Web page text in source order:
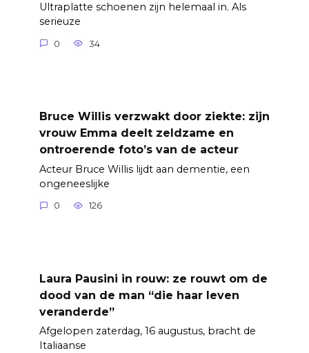
Ultraplatte schoenen zijn helemaal in. Als
serieuze
0 34
Bruce Willis verzwakt door ziekte: zijn
vrouw Emma deelt zeldzame en
ontroerende foto’s van de acteur
Acteur Bruce Willis lijdt aan dementie, een
ongeneeslijke
0 126
Laura Pausini in rouw: ze rouwt om de
dood van de man “die haar leven
veranderde”
Afgelopen zaterdag, 16 augustus, bracht de
Italiaanse